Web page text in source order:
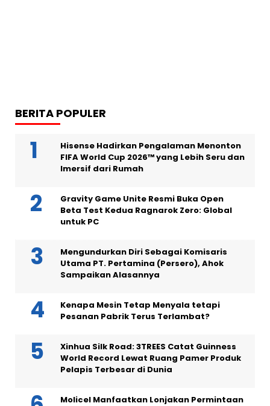
BERITA POPULER
Hisense Hadirkan Pengalaman Menonton
FIFA World Cup 2026™ yang Lebih Seru dan
Imersif dari Rumah
Gravity Game Unite Resmi Buka Open
Beta Test Kedua Ragnarok Zero: Global
untuk PC
Mengundurkan Diri Sebagai Komisaris
Utama PT. Pertamina (Persero), Ahok
Sampaikan Alasannya
Kenapa Mesin Tetap Menyala tetapi
Pesanan Pabrik Terus Terlambat?
Xinhua Silk Road: 3TREES Catat Guinness
World Record Lewat Ruang Pamer Produk
Pelapis Terbesar di Dunia
Molicel Manfaatkan Lonjakan Permintaan